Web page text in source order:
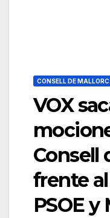
CONSELL DE
VOX
Consell
frente
PSOE y